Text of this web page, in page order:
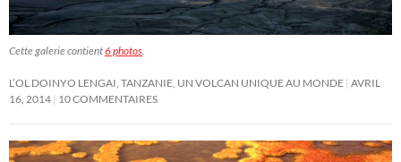
Cette galerie contient6 photos.
L’OL DOINYO LENGAI, TANZANIE, UN VOLCAN UNIQUE AU MONDE AVRIL
16, 2014 10 COMMENTAIRES